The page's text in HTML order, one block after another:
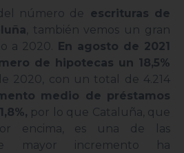
número de escrituras de
, también vemos un gran
a 2020.
En agosto de 2021
de hipotecas un 18,5%
2020, con un total de 4.214
medio de préstamos
por lo que Cataluña, que
encima, es una de las
mayor incremento ha